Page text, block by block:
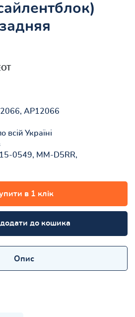
AP12066
всій Україні
0549, MM-D5RR,
в 1 клік
додати до кошика
Опис